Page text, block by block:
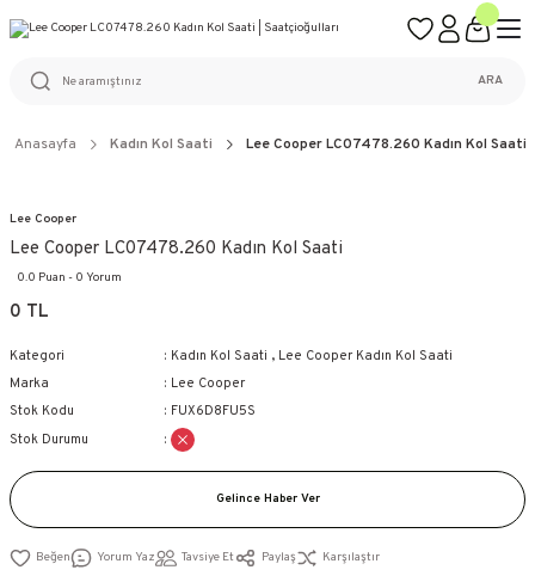
%100 ORİJİNAL ÜRÜN GARANTİSİ
ARA
Anasayfa Kadın Kol Saati Lee Cooper LC07478.260 Kadın Kol Saati
Lee Cooper
Lee Cooper LC07478.260 Kadın Kol Saati
0.0 Puan - 0 Yorum
0 TL
Kategori Kadın Kol Saati , Lee Cooper Kadın Kol Saati
Marka
Lee Cooper
Stok Kodu
FUX6D8FU5S
Stok Durumu
Gelince Haber Ver
Yorum Yaz Tavsiye Et Paylaş Karşılaştır